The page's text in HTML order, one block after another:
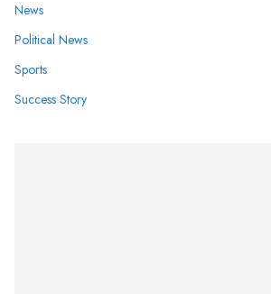
News
Political News
Sports
Success Story